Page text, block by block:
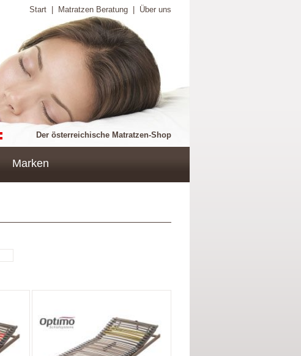
Start Matratzen Beratung Über uns
Der österreichische Matratzen-Shop
Marken